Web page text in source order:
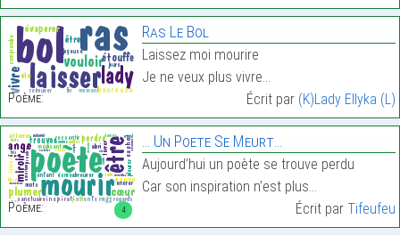
Poème:
Ras Le Bol
Laissez moi mourire
Je ne veux plus vivre…
Écrit par (K)Lady Ellyka (L)
4
Poème:
… Un Poete Se Meurt…
Aujourd’hui un poète se trouve perdu
Car son inspiration n’est plus…
Écrit par Tifeufeu